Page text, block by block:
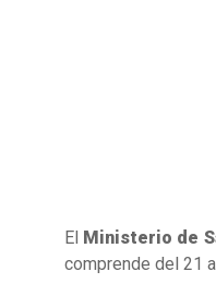
El Ministerio de
comprende del 21